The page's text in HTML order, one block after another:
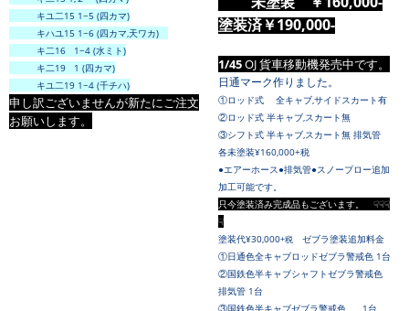
キユ二15 1~5 (四カマ)
キハユ15 1~6 (四カマ,天ワカ)
キ二16 1~4 (水ミト)
キ二19 1 (四カマ)
キユ二19 1~4 (千チハ)
申し訳ございませんが新たにご注文
お願いします。
塗装済￥190,000-
1/45OJ 貨車移動機発売中です。
日通マーク作りました。
①ロッド式 全キャブ,サイドスカート有
②ロッド式 半キャブ,スカート無
③シフト式 半キャブ,スカート無 排気管
各未塗装¥160,000+税
●エアーホース●排気管●スノープロー追加
加工可能です。
只今塗装済み完成品もございます。 ☟☟☟
☟
塗装代¥30,000+税 ゼブラ塗装追加料金
①日通色全キャブロッドゼブラ警戒色 1台
②国鉄色半キャブシャフトゼブラ警戒色
排気管 1台
③国鉄色半キャブゼブラ警戒色 1台